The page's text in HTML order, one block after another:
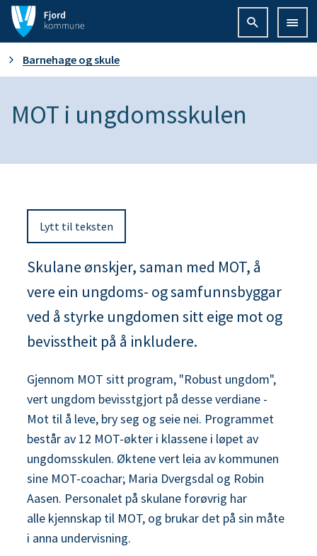
F
j
o
r
o
m
m
u
n
e
D
r
Barnehage og skule
MOT i ungdomsskulen
Lytt til teksten
Skulane ønskjer, saman med MOT, å
vere ein ungdoms- og samfunnsbyggar
ved å styrke ungdomen sitt eige mot og
bevisstheit på å inkludere.
Gjennom MOT sitt program, "Robust ungdom",
vert ungdom bevisstgjort på desse verdiane -
Mot til å leve, bry seg og seie nei. Programmet
består av 12 MOT-økter i klassene i løpet av
ungdomsskulen. Øktene vert leia av kommunen
sine MOT-coachar; Maria Dvergsdal og Robin
Aasen. Personalet på skulane forøvrig har
alle kjennskap til MOT, og brukar det på sin måte
i anna undervisning.